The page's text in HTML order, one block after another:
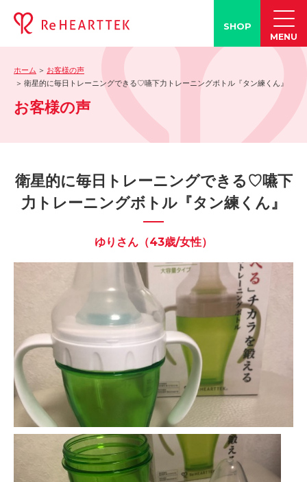
製品情報
-ブログ
-学会発表情報
-メディア紹介事例
誤嚥・誤嚥性肺炎の知識
-誤嚥・誤嚥性肺炎とは
-誤嚥のQ&A(コラム)
-誤嚥・誤嚥性肺炎の予防策
会社情報
ショップ
電話する
SHOP
MENU
ホーム
お客様の声
衛星的に毎日トレーニングできる♡嚥下力トレーニングボトル『タン練くん』
お客様の声
衛星的に毎日トレーニングできる♡嚥下
力トレーニングボトル『タン練くん』
ゆりさん（43歳/女性）